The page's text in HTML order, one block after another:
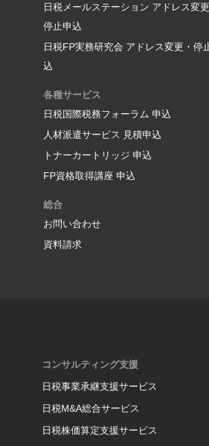
日税メールステーション アドレス変更
停止申込
日税FP実務研究会 アドレス変更・停
込
各種サービス
日税国際税務フォーラム 申込
人材派遣サービス 見積申込
トナーカートリッジ 申込
FP資格取得講座 申込
総合
お問い合わせ
資料請求
コンサルティング支援
日税事業承継支援サービス
日税M&A総合サービス
日税株価算定支援サービス